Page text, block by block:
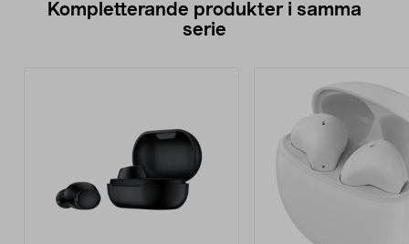
Kompletterande produkter i samma
serie